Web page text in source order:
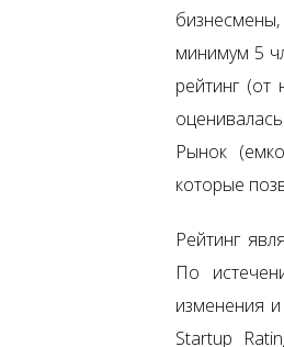
минимум 5
рейтинг
Рынок
которые
Рейтинг
По
изменения
Startup